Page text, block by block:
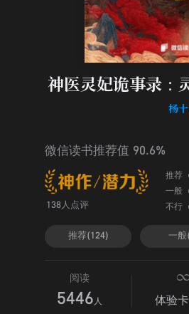
神医灵妃诡事录：
杨
微信读书推荐值 90.6%
138人点评
推荐
一般
不行
推荐(124) 一般
阅读
5446 人 体验